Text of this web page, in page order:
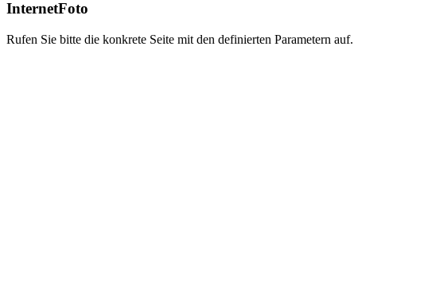
InternetFoto
Rufen Sie bitte die konkrete Seite mit den definierten Parametern auf.